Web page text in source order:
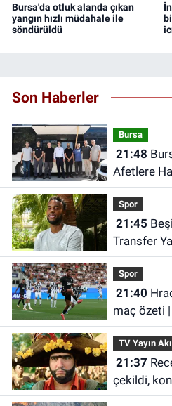
Bursa'da otluk alanda çıkan
yangın hızlı müdahale ile
söndürüldü
Son Haberler
Bursa
21:48
Afetlere
Spor
21:45
Transfer
Chermiti
Spor
21:40
maç özeti
Beşiktaş
TV Yayın
21:37
çekildi,